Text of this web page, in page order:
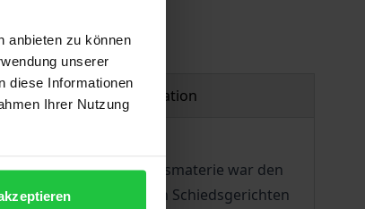
anbieten zu können
unserer
diese Informationen
Ihrer Nutzung
Product safety information
Diese Rechtsmaterie war den
dem Antitrustrecht von Schiedsgerichten